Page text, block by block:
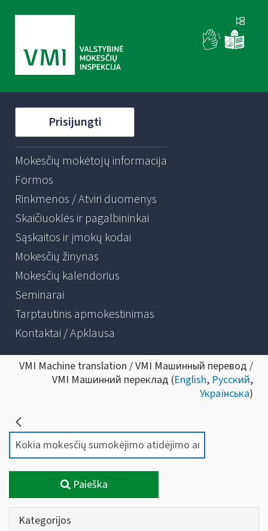
Prisijungti
Mokesčių mokėtojų informacija
Formos
Rinkmenos / Atviri duomenys
Skaičiuoklės ir pagalbininkai
Sąskaitos ir įmokų kodai
Mokesčių žinynas
Mokesčių kalendorius
Seminarai
Tarptautinis apmokestinimas
Kontaktai / Apklausa
VMI Machine translation / VMI Машинный перевод /
VMI Машинний переклад (English, Русский,
Українська)
Paieška
Kategorijos